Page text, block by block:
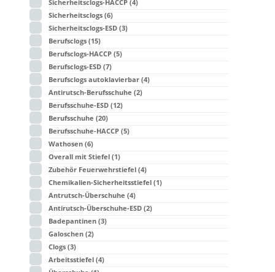
Sicherheitsclogs-HACCP (4)
Sicherheitsclogs (6)
Sicherheitsclogs-ESD (3)
Berufsclogs (15)
Berufsclogs-HACCP (5)
Berufsclogs-ESD (7)
Berufsclogs autoklavierbar (4)
Antirutsch-Berufsschuhe (2)
Berufsschuhe-ESD (12)
Berufsschuhe (20)
Berufsschuhe-HACCP (5)
Wathosen (6)
Overall mit Stiefel (1)
Zubehör Feuerwehrstiefel (4)
Chemikalien-Sicherheitsstiefel (1)
Antrutsch-Überschuhe (4)
Antirutsch-Überschuhe-ESD (2)
Badepantinen (3)
Galoschen (2)
Clogs (3)
Arbeitsstiefel (4)